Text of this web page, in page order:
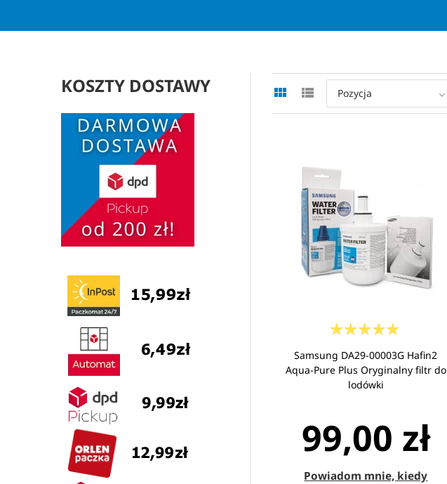
Pozycja
Samsung DA29-00003G Hafin2
Aqua-Pure Plus Oryginalny filtr do
lodówki
99,00 zł
Powiadom mnie, kiedy
KOSZTY DOSTAWY